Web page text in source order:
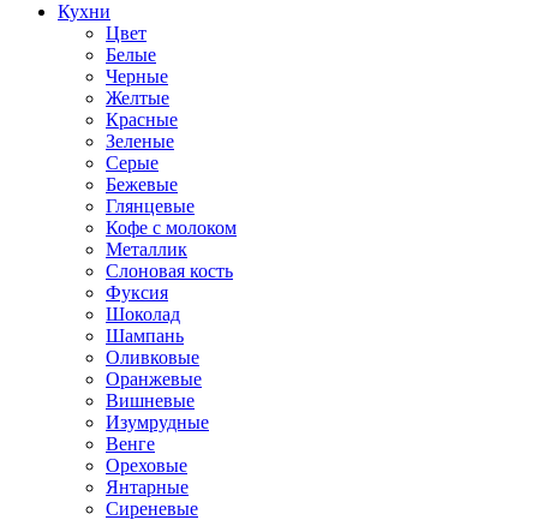
Кухни
Цвет
Белые
Черные
Желтые
Красные
Зеленые
Серые
Бежевые
Глянцевые
Кофе с молоком
Металлик
Слоновая кость
Фуксия
Шоколад
Шампань
Оливковые
Оранжевые
Вишневые
Изумрудные
Венге
Ореховые
Янтарные
Сиреневые